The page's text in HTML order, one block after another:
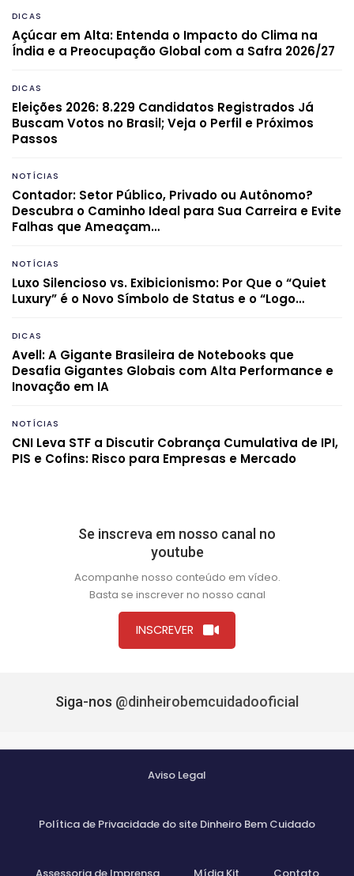
DICAS
Açúcar em Alta: Entenda o Impacto do Clima na
Índia e a Preocupação Global com a Safra 2026/27
DICAS
Eleições 2026: 8.229 Candidatos Registrados Já
Buscam Votos no Brasil; Veja o Perfil e Próximos
Passos
NOTÍCIAS
Contador: Setor Público, Privado ou Autônomo?
Descubra o Caminho Ideal para Sua Carreira e Evite
Falhas que Ameaçam…
NOTÍCIAS
Luxo Silencioso vs. Exibicionismo: Por Que o “Quiet
Luxury” é o Novo Símbolo de Status e o “Logo…
DICAS
Avell: A Gigante Brasileira de Notebooks que
Desafia Gigantes Globais com Alta Performance e
Inovação em IA
NOTÍCIAS
CNI Leva STF a Discutir Cobrança Cumulativa de IPI,
PIS e Cofins: Risco para Empresas e Mercado
Se inscreva em nosso canal no
youtube
Acompanhe nosso conteúdo em vídeo.
Basta se inscrever no nosso canal
INSCREVER
Siga-nos @dinheirobemcuidadooficial
Aviso Legal
Política de Privacidade do site Dinheiro Bem Cuidado